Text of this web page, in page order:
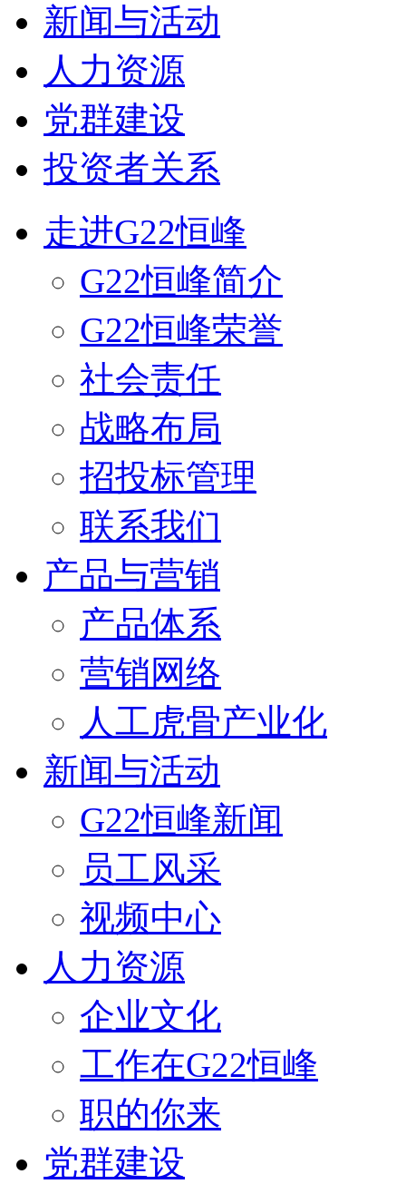
新闻与活动
人力资源
党群建设
投资者关系
走进G22恒峰
G22恒峰简介
G22恒峰荣誉
社会责任
战略布局
招投标管理
联系我们
产品与营销
产品体系
营销网络
人工虎骨产业化
新闻与活动
G22恒峰新闻
员工风采
视频中心
人力资源
企业文化
工作在G22恒峰
职的你来
党群建设